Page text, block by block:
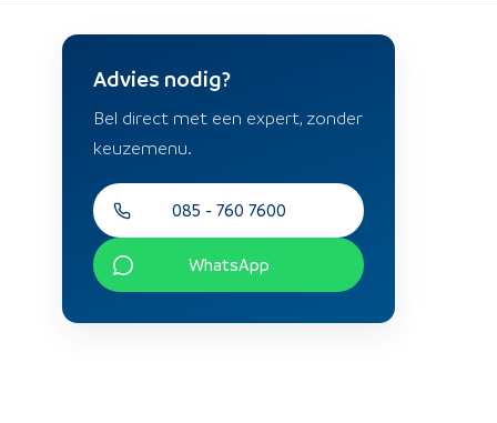
Advies nodig?
Bel direct met een expert, zonder
keuzemenu.
085 - 760 7600
WhatsApp